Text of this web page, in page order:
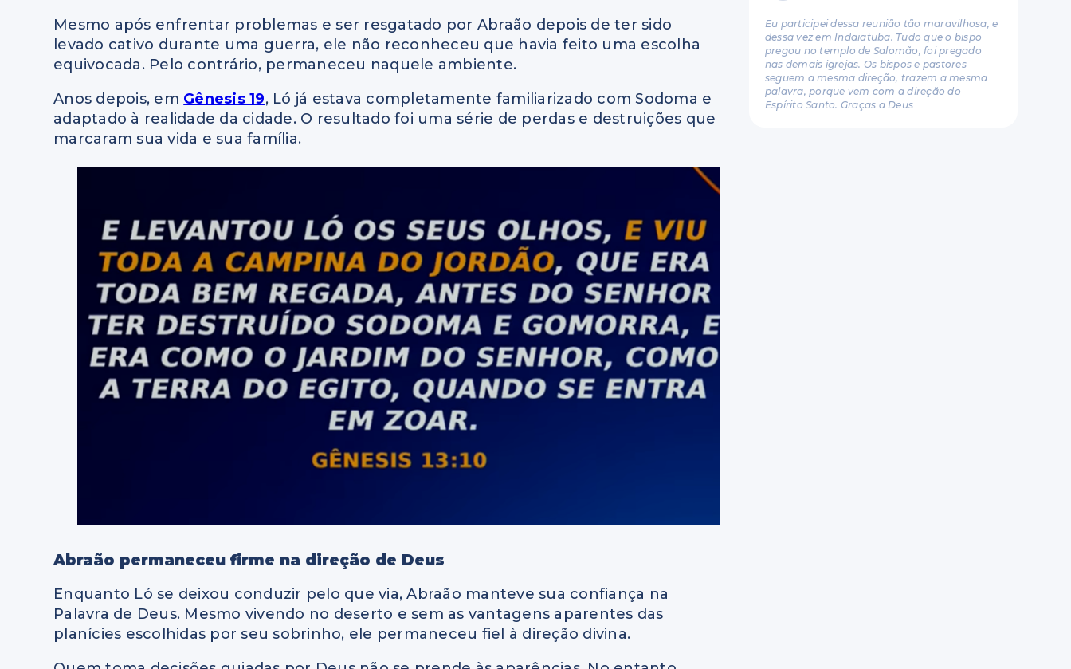
Mesmo após enfrentar problemas e ser resgatado por Abraão depois de ter sido
levado cativo durante uma guerra, ele não reconheceu que havia feito uma escolha
equivocada. Pelo contrário, permaneceu naquele ambiente.
Anos depois, em Gênesis 19, Ló já estava completamente familiarizado com Sodoma e
adaptado à realidade da cidade. O resultado foi uma série de perdas e destruições que
marcaram sua vida e sua família.
Abraão permaneceu firme na direção de Deus
Enquanto Ló se deixou conduzir pelo que via, Abraão manteve sua confiança na
Palavra de Deus. Mesmo vivendo no deserto e sem as vantagens aparentes das
planícies escolhidas por seu sobrinho, ele permaneceu fiel à direção divina.
Eu participei dessa reunião tão maravilhosa, e
dessa vez em Indaiatuba. Tudo que o bispo
pregou no templo de Salomão, foi pregado
nas demais igrejas. Os bispos e pastores
seguem a mesma direção, trazem a mesma
palavra, porque vem com a direção do
Espírito Santo. Graças a Deus